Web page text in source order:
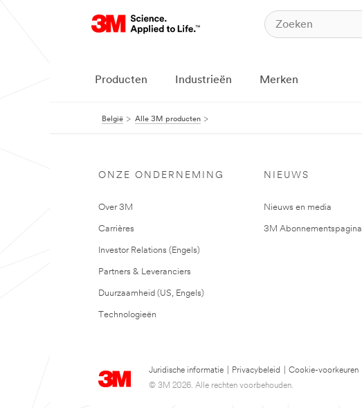
Producten Industrieën Merken
België Alle 3M producten
ONZE ONDERNEMING
Over 3M
Carrières
Investor Relations (Engels)
Partners & Leveranciers
Duurzaamheid (US, Engels)
Technologieën
NIEUWS
Nieuws en media
3M Abonnementspagina
Juridische informatie Privacybeleid
Cookie-voorkeuren
© 3M 2026. Alle rechten voorbehouden.